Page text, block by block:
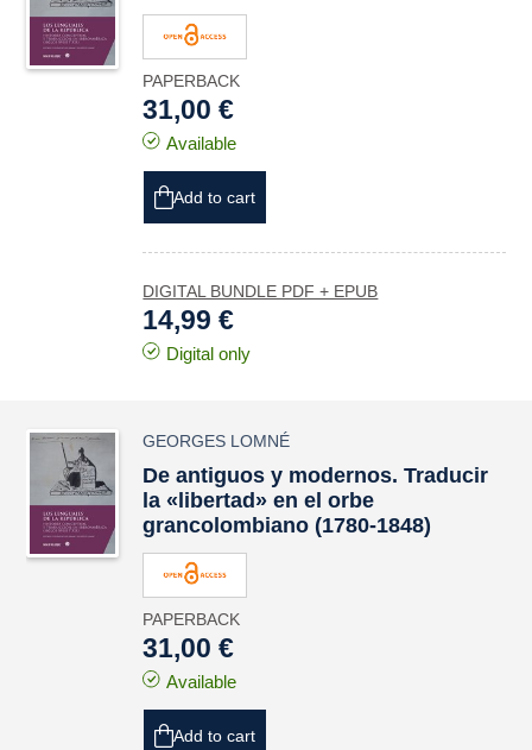
PAPERBACK
31,00 €
Available
Add to cart
DIGITAL BUNDLE PDF + EPUB
14,99 €
Digital only
GEORGES LOMNÉ
De antiguos y modernos. Traducir
la «libertad» en el orbe
grancolombiano (1780-1848)
PAPERBACK
31,00 €
Available
Add to cart